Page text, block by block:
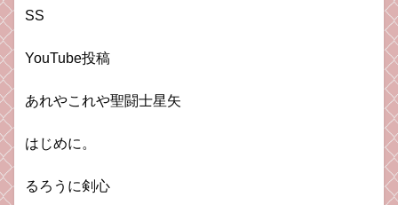
SS
YouTube投稿
あれやこれや聖闘士星矢
はじめに。
るろうに剣心